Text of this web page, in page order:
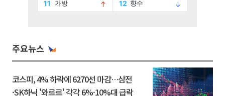
주요뉴스
코스피, 4% 하락에 6270선 마감…삼전
·SK하닉 '와르르' 각각 6%·10%대 급락